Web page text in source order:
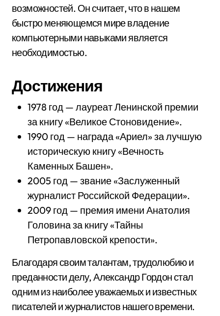
возможностей. Он считает, что в нашем
быстро меняющемся мире владение
компьютерными навыками является
необходимостью.
Достижения
1978 год — лауреат Ленинской премии
за книгу «Великое Стоновидение».
1990 год — награда «Ариел» за лучшую
историческую книгу «Вечность
Каменных Башен».
2005 год — звание «Заслуженный
журналист Российской Федерации».
2009 год — премия имени Анатолия
Головина за книгу «Тайны
Петропавловской крепости».
Благодаря своим талантам, трудолюбию и
преданности делу, Александр Гордон стал
одним из наиболее уважаемых и известных
писателей и журналистов нашего времени.